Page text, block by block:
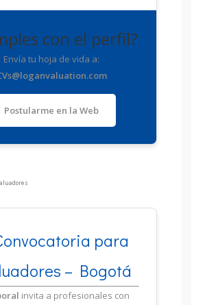
con el perfil?
Envía tu hoja de vida a:
Postularme en la Web
para
– Bogotá
invita a profesionales con